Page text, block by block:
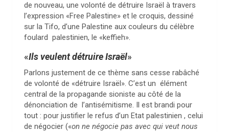
de nouveau, une volonté de détruire Israël à travers
l’expression «Free Palestine» et le croquis, dessiné
sur la Tifo, d’une Palestine aux couleurs du célèbre
foulard palestinien, le «keffieh».
«Ils veulent détruire Israël»
Parlons justement de ce thème sans cesse rabâché
de volonté de «détruire Israël». C’est un élément
central de la propagande sioniste au côté de la
dénonciation de l’antisémitisme. Il est brandi pour
tout : pour justifier le refus d’un Etat palestinien , celui
de négocier («on ne négocie pas avec qui veut nous